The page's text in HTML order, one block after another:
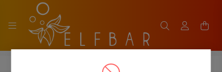
ELF BAR BC3000